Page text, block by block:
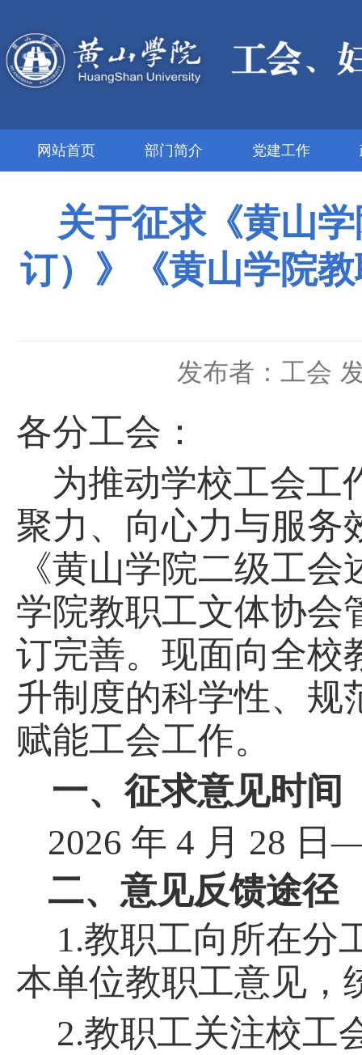
网站首页 部门简介 党建工作
关于征求《黄山
订）》《黄山学院
发布者：工会
各分工会：
为推动学校工会工
聚力、向心力与服务
《黄山学院二级工
学院教职工文体协会
订完善。现面向全校
升制度的科学性、规
赋能工会工作。
一、征求意见时间
2026 年 4 月 28 日
二、意见反馈途径
1.教职工向所在分
本单位教职工意见，
2.教职工关注校工